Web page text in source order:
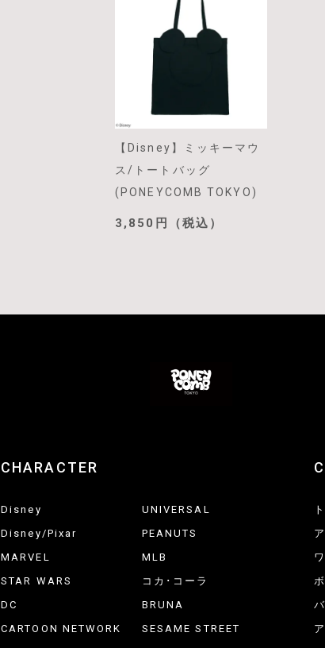
【Disney】ミッキーマウ
ス/トートバッグ
(PONEYCOMB TOKYO)
3,850円（税込）
CHARACTER
Disney
Disney/Pixar
MARVEL
STAR WARS
DC
CARTOON NETWORK
UNIVERSAL
PEANUTS
MLB
コカ･コーラ
BRUNA
SESAME STREET